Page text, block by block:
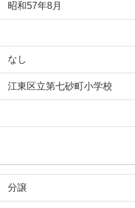
昭和57年8月
なし
江東区立第七砂町小学校
分譲